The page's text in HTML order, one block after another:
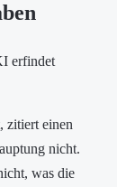
erfindet
zitiert einen
nicht.
was die